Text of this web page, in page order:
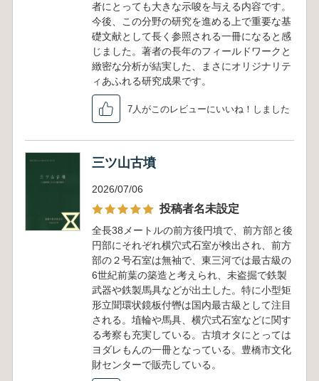
者にとっても大きな示唆を与える内容です。
今後、この分野の研究を進める上で重要な基
礎文献として長く参照される一冊になると感
じました。著者の長年のフィールドワークと
緻密な分析が結実した、まさにオリジナリテ
ィあふれる研究成果です。
7人がこのレビューにいいね！しました
三ツ山古墳
2026/07/06
投稿者名未設定
全長38メートルの前方後円墳で、前方部と後
円部にそれぞれ横穴式石室が検出され、前方
部の２号石室は無袖で、東三河では最古級の
6世紀前葉の築造と考えられ、未盗掘で鉄製
武器や鉄製馬具などが出土した。特に小型矩
形立聞環状鏡板付轡は国内最古級として注目
される。埴輪や馬具、横穴式石室などに関す
る考察も充実している。古墳オタにとっては
ヨダレもんの一冊となっている。豊橋市文化
財センターで販売している。